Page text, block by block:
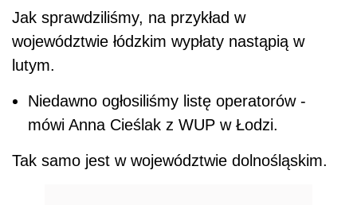
Jak sprawdziliśmy, na przykład w
województwie łódzkim wypłaty nastąpią w
lutym.
Niedawno ogłosiliśmy listę operatorów -
mówi Anna Cieślak z WUP w Łodzi.
Tak samo jest w województwie dolnośląskim.